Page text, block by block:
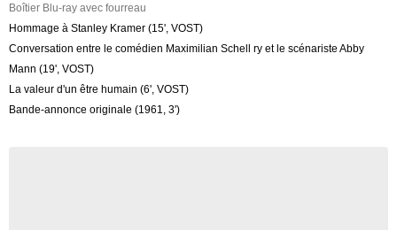
Boîtier Blu-ray avec fourreau
Hommage à Stanley Kramer (15', VOST)
Conversation entre le comédien Maximilian Schell ry et le scénariste Abby
Mann (19', VOST)
La valeur d'un être humain (6', VOST)
Bande-annonce originale (1961, 3')